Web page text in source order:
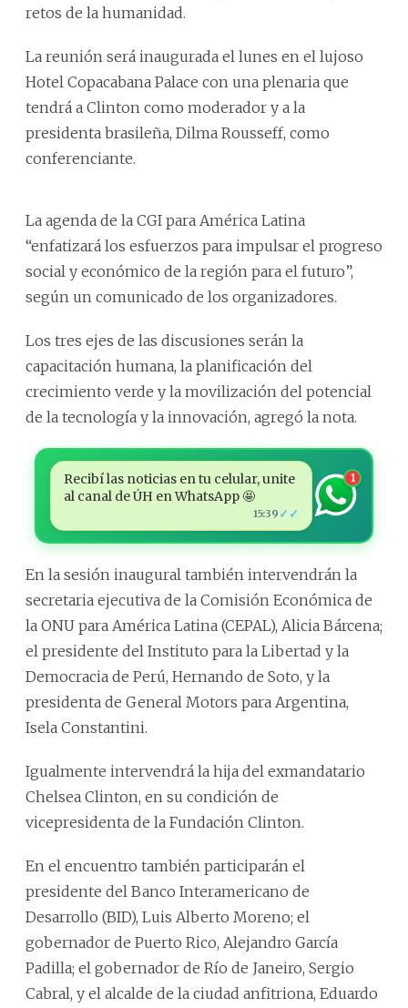
retos de la humanidad.
La reunión será inaugurada el lunes en el lujoso
Hotel Copacabana Palace con una plenaria que
tendrá a Clinton como moderador y a la
presidenta brasileña, Dilma Rousseff, como
conferenciante.
La agenda de la CGI para América Latina
“enfatizará los esfuerzos para impulsar el progreso
social y económico de la región para el futuro”,
según un comunicado de los organizadores.
Los tres ejes de las discusiones serán la
capacitación humana, la planificación del
crecimiento verde y la movilización del potencial
de la tecnología y la innovación, agregó la nota.
Recibí las noticias en tu celular, unite
al canal de ÚH en WhatsApp 🤩
15:39 ✓✓
1
En la sesión inaugural también intervendrán la
secretaria ejecutiva de la Comisión Económica de
la ONU para América Latina (CEPAL), Alicia Bárcena;
el presidente del Instituto para la Libertad y la
Democracia de Perú, Hernando de Soto, y la
presidenta de General Motors para Argentina,
Isela Constantini.
Igualmente intervendrá la hija del exmandatario
Chelsea Clinton, en su condición de
vicepresidenta de la Fundación Clinton.
En el encuentro también participarán el
presidente del Banco Interamericano de
Desarrollo (BID), Luis Alberto Moreno; el
gobernador de Puerto Rico, Alejandro García
Padilla; el gobernador de Río de Janeiro, Sergio
Cabral, y el alcalde de la ciudad anfitriona, Eduardo